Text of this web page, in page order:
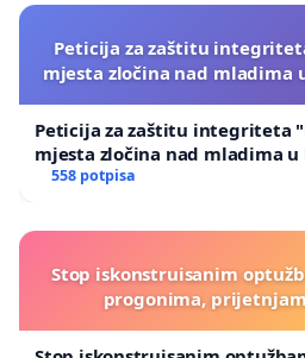
Peticija za zaštitu
mjesta zločina nad mladima
Peticija za zaštitu integriteta
mjesta zločina nad mladima
558 potpisa
Stop iskonstruisanim
progonima,